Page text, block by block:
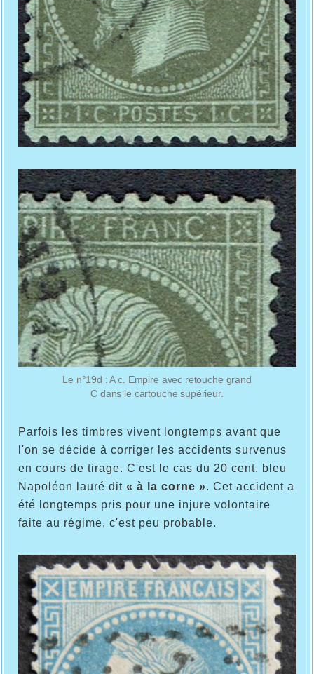
Le n°19d : A c. Empire avec retouche grand
C dans le cartouche supérieur.
Parfois les timbres vivent longtemps avant que
l'on se décide à corriger les accidents survenus
en cours de tirage. C'est le cas du 20 cent. bleu
Napoléon lauré dit « à la corne ». Cet accident a
été longtemps pris pour une injure volontaire
faite au régime, c'est peu probable.